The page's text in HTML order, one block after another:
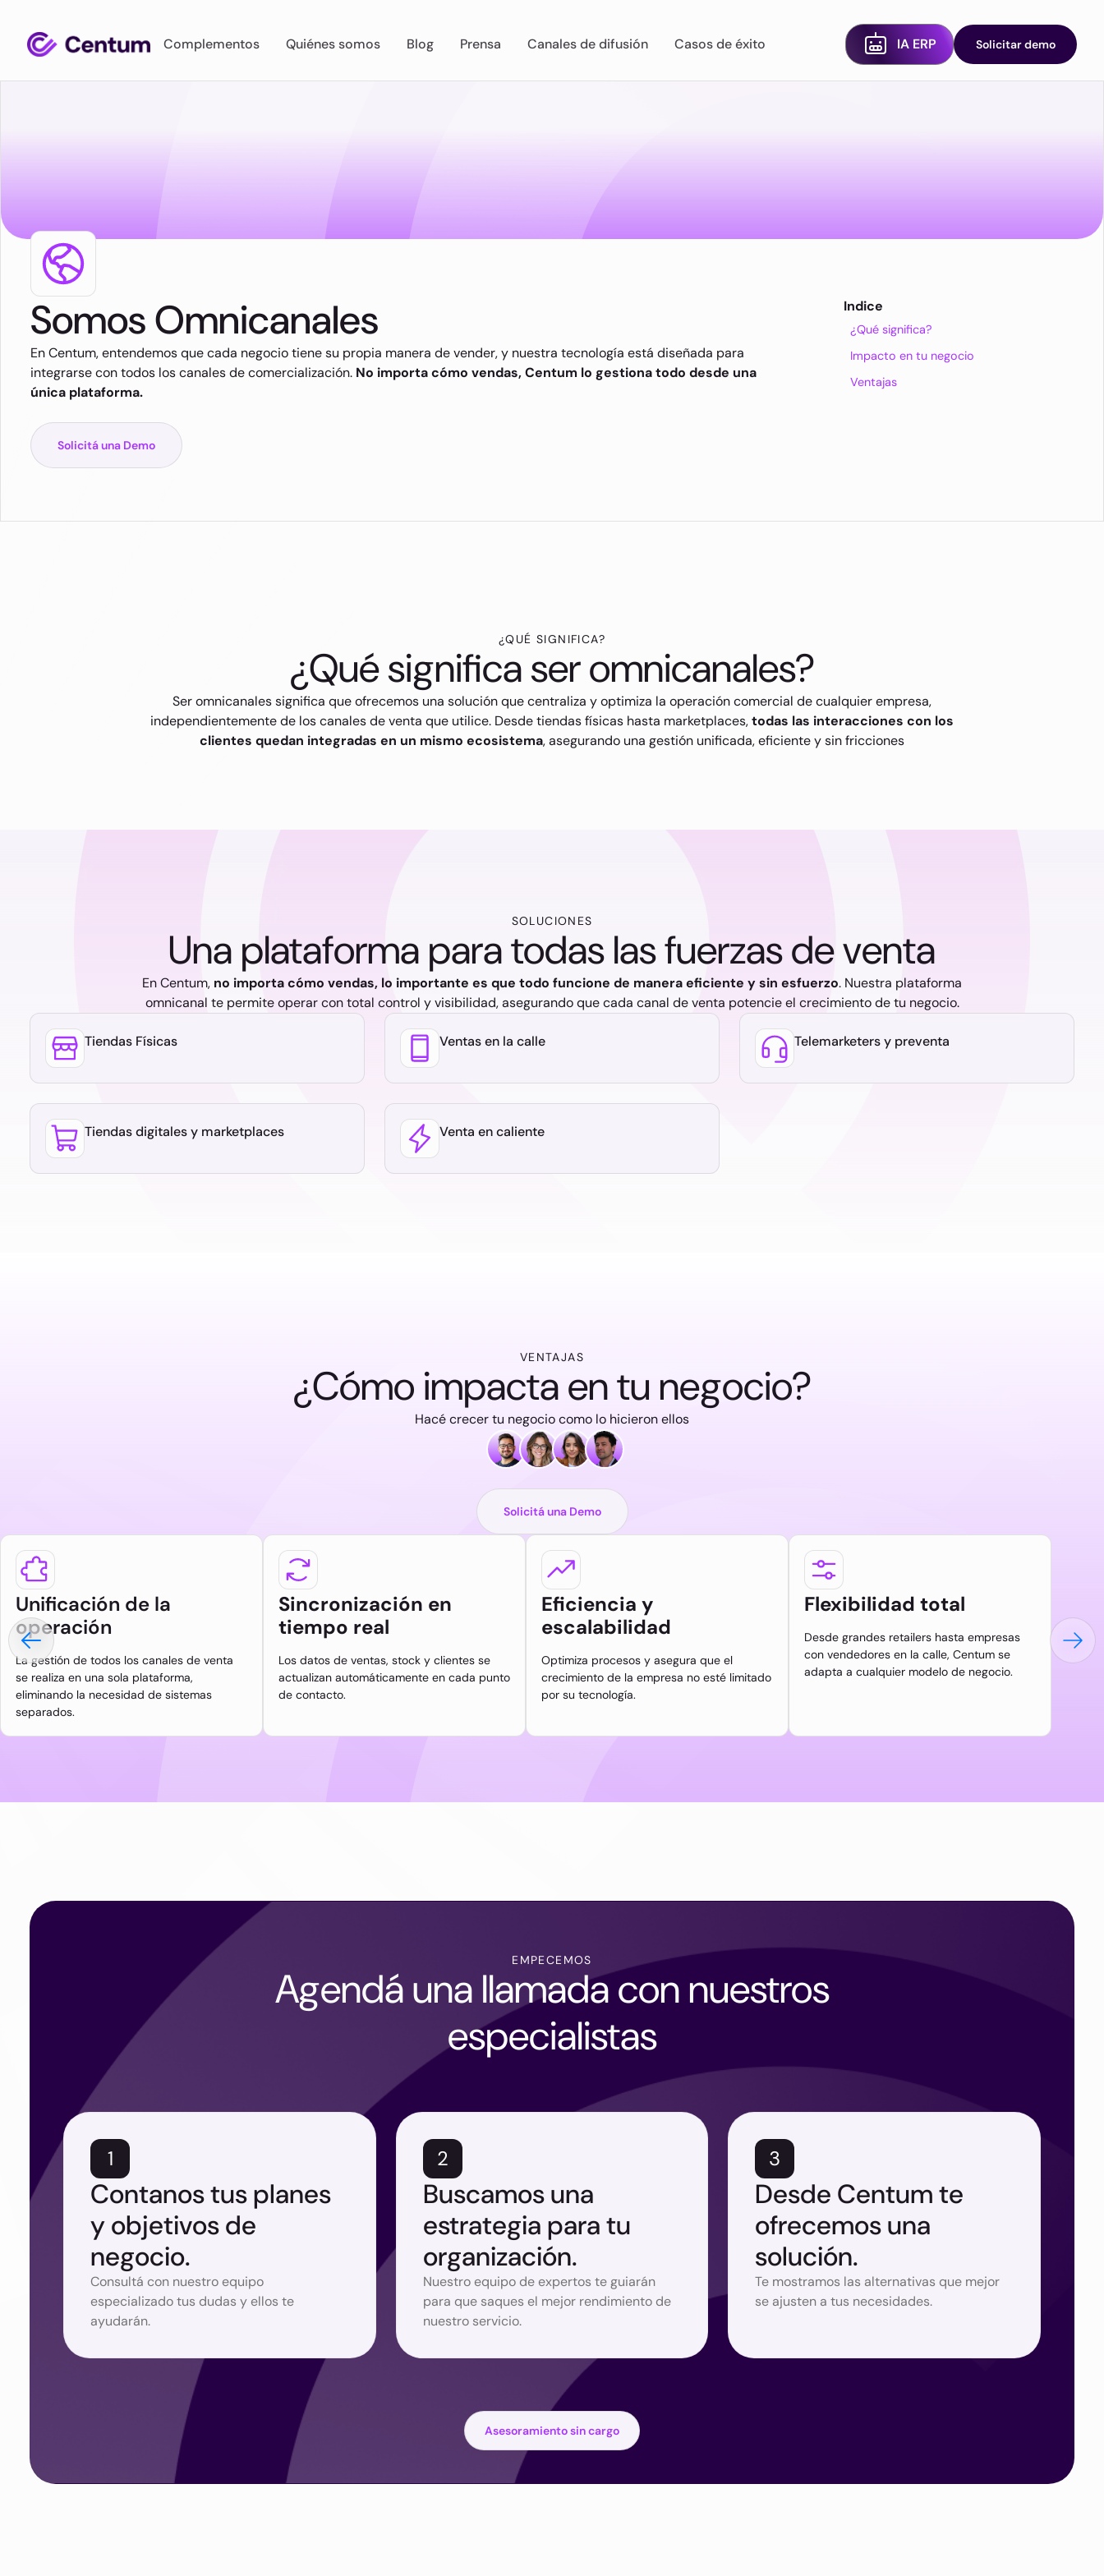
Complementos Quiénes somos Blog Prensa Canales de difusión Casos de éxito IA ERP Solicitar demo
Somos Omnicanales
En Centum, entendemos que cada negocio tiene su propia manera de vender, y nuestra tecnología está diseñada para
integrarse con todos los canales de comercialización. No importa cómo vendas, Centum lo gestiona todo desde una
única plataforma.
Solicitá una Demo
Indice
¿Qué significa?
Impacto en tu negocio
Ventajas
¿QUÉ SIGNIFICA?
¿Qué significa ser omnicanales?
Ser omnicanales significa que ofrecemos una solución que centraliza y optimiza la operación comercial de cualquier empresa,
independientemente de los canales de venta que utilice. Desde tiendas físicas hasta marketplaces,todas las interacciones con los
clientes quedan integradas en un mismo ecosistema, asegurando una gestión unificada, eficiente y sin fricciones
SOLUCIONES
Una plataforma para todas las fuerzas de venta
En Centum, no importa cómo vendas, lo importante es que todo funcione de manera eficiente y sin esfuerzo. Nuestra plataforma
omnicanal te permite operar con total control y visibilidad, asegurando que cada canal de venta potencie el crecimiento de tu negocio.
Tiendas Físicas Ventas en la calle Telemarketers y preventa
Tiendas digitales y marketplaces Venta en caliente
VENTAJAS
¿Cómo impacta en tu negocio?
Hacé crecer tu negocio como lo hicieron ellos
Solicitá una Demo
Unificación de la
operación
La gestión de todos los canales de venta
se realiza en una sola plataforma,
eliminando la necesidad de sistemas
separados.
Sincronización en
tiempo real
Los datos de ventas, stock y clientes se
actualizan automáticamente en cada punto
de contacto.
Eficiencia y
escalabilidad
Optimiza procesos y asegura que el
crecimiento de la empresa no esté limitado
por su tecnología.
Flexibilidad total
Desde grandes retailers hasta empresas
con vendedores en la calle, Centum se
adapta a cualquier modelo de negocio.
EMPECEMOS
Agendá una llamada con nuestros
especialistas
1
Contanos tus planes
y objetivos de
negocio.
Consultá con nuestro equipo
especializado tus dudas y ellos te
ayudarán.
2
Buscamos una
estrategia para tu
organización.
Nuestro equipo de expertos te guiarán
para que saques el mejor rendimiento de
nuestro servicio.
3
Desde Centum te
ofrecemos una
solución.
Te mostramos las alternativas que mejor
se ajusten a tus necesidades.
Asesoramiento sin cargo